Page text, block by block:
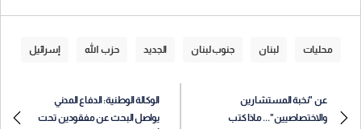
محليات لبنان جنوب لبنان الجديد حزب الله إسرائيل
عن "نخبة المستشارين
والاختصاصيين"... ماذا كتب
الوكالة الوطنية: الدفاع المدني
يواصل البحث عن مفقودين تحت